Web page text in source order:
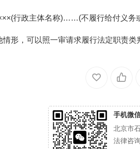
行政主体名称)……(不履行给付义务
情形，可以照一审请求履行法定职责类
手机微
北京市
法律咨